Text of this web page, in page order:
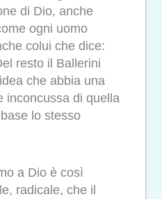
di Dio, anche
ogni uomo
colui che dice:
resto il Ballerini
che abbia una
inconcussa di quella
lo stesso
a Dio è così
radicale, che il